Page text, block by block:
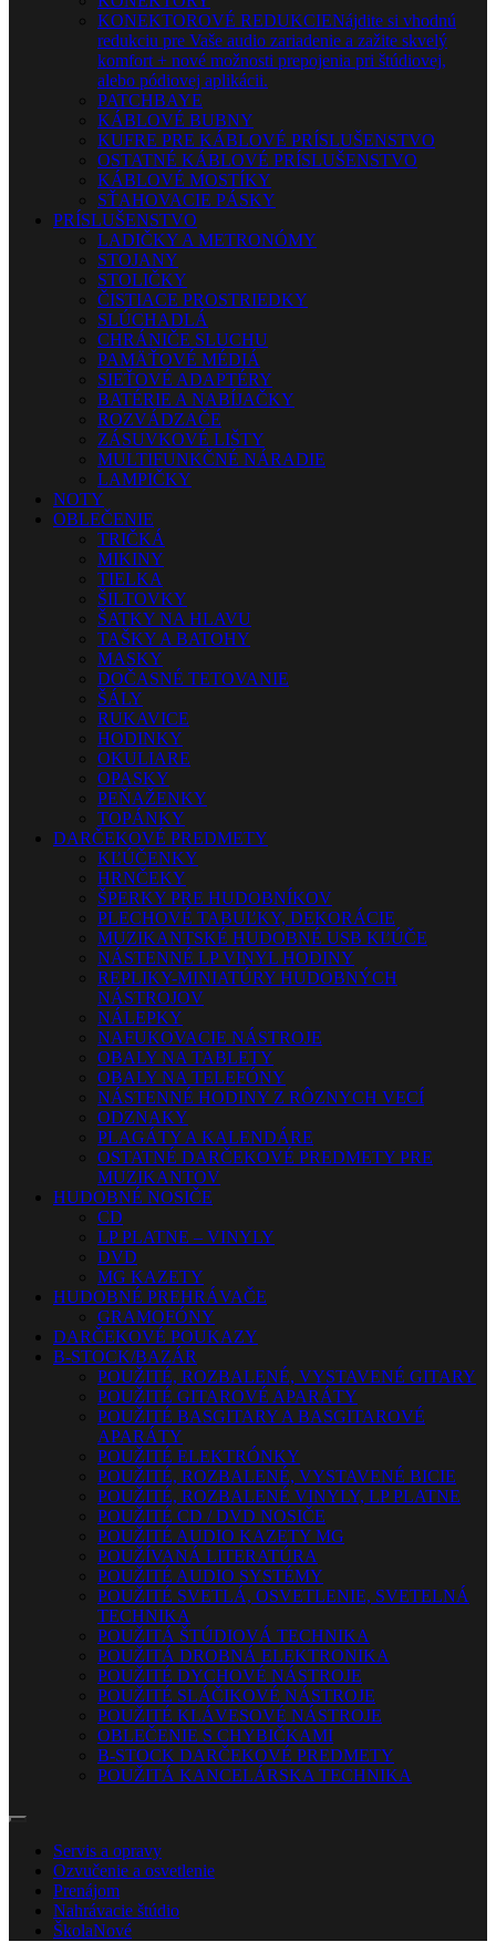
KONEKTOROVÉ REDUKCIENájdite si vhodnú
redukciu pre Vaše audio zariadenie a zažite skvelý
komfort + nové možnosti prepojenia pri štúdiovej,
alebo pódiovej aplikácii.
PATCHBAYE
KÁBLOVÉ BUBNY
KUFRE PRE KÁBLOVÉ PRÍSLUŠENSTVO
OSTATNÉ KÁBLOVÉ PRÍSLUŠENSTVO
KÁBLOVÉ MOSTÍKY
SŤAHOVACIE PÁSKY
PRÍSLUŠENSTVO
LADIČKY A METRONÓMY
STOJANY
STOLIČKY
ČISTIACE PROSTRIEDKY
SLÚCHADLÁ
CHRÁNIČE SLUCHU
PAMÄŤOVÉ MÉDIÁ
SIEŤOVÉ ADAPTÉRY
BATÉRIE A NABÍJAČKY
ROZVÁDZAČE
ZÁSUVKOVÉ LIŠTY
MULTIFUNKČNÉ NÁRADIE
LAMPIČKY
NOTY
OBLEČENIE
TRIČKÁ
MIKINY
TIELKA
ŠILTOVKY
ŠATKY NA HLAVU
TAŠKY A BATOHY
MASKY
DOČASNÉ TETOVANIE
ŠÁLY
RUKAVICE
HODINKY
OKULIARE
OPASKY
PEŇAŽENKY
TOPÁNKY
DARČEKOVÉ PREDMETY
KĽÚČENKY
HRNČEKY
ŠPERKY PRE HUDOBNÍKOV
PLECHOVÉ TABUĽKY, DEKORÁCIE
MUZIKANTSKÉ HUDOBNÉ USB KĽÚČE
NÁSTENNÉ LP VINYL HODINY
REPLIKY-MINIATÚRY HUDOBNÝCH
NÁSTROJOV
NÁLEPKY
NAFUKOVACIE NÁSTROJE
OBALY NA TABLETY
OBALY NA TELEFÓNY
NÁSTENNÉ HODINY Z RÔZNYCH VECÍ
ODZNAKY
PLAGÁTY A KALENDÁRE
OSTATNÉ DARČEKOVÉ PREDMETY PRE
MUZIKANTOV
HUDOBNÉ NOSIČE
CD
LP PLATNE – VINYLY
DVD
MG KAZETY
HUDOBNÉ PREHRÁVAČE
GRAMOFÓNY
DARČEKOVÉ POUKAZY
B-STOCK/BAZÁR
POUŽITÉ, ROZBALENÉ, VYSTAVENÉ GITARY
POUŽITÉ GITAROVÉ APARÁTY
POUŽITÉ BASGITARY A BASGITAROVÉ
APARÁTY
POUŽITÉ ELEKTRÓNKY
POUŽITÉ, ROZBALENÉ, VYSTAVENÉ BICIE
POUŽITÉ, ROZBALENÉ VINYLY, LP PLATNE
POUŽITÉ CD / DVD NOSIČE
POUŽITÉ AUDIO KAZETY MG
POUŽÍVANÁ LITERATÚRA
POUŽITÉ AUDIO SYSTÉMY
POUŽITÉ SVETLÁ, OSVETLENIE, SVETELNÁ
TECHNIKA
POUŽITÁ ŠTÚDIOVÁ TECHNIKA
POUŽITÁ DROBNÁ ELEKTRONIKA
POUŽITÉ DYCHOVÉ NÁSTROJE
POUŽITÉ SLÁČIKOVÉ NÁSTROJE
POUŽITÉ KLÁVESOVÉ NÁSTROJE
OBLEČENIE S CHYBIČKAMI
B-STOCK DARČEKOVÉ PREDMETY
POUŽITÁ KANCELÁRSKA TECHNIKA
Servis a opravy
Ozvučenie a osvetlenie
Prenájom
Nahrávacie štúdio
ŠkolaNové